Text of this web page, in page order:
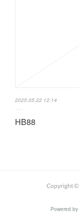
2025.05.22 12:14
HB88
Copyright ©
Powered by